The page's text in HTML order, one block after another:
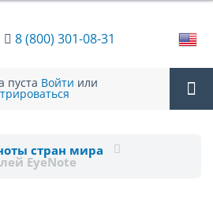
8 (800) 301-08-31
пуста Войти или
стран мира
EyeNote